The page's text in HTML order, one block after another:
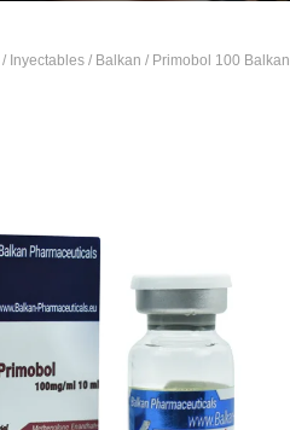
/ Inyectables / Balkan / Primobol 100 Balkan